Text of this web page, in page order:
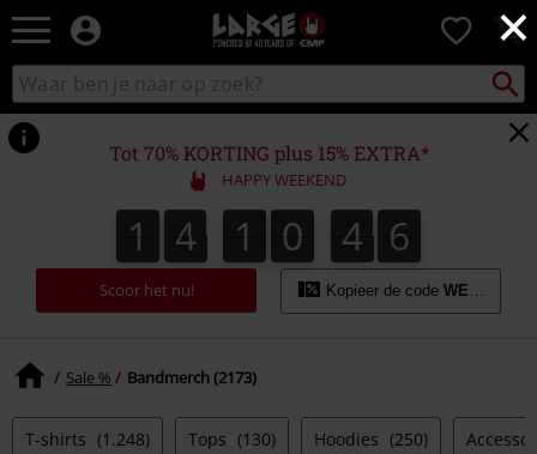
×
Large
–
Muziek-,
en
gaming-
merch
+
alternatieve
kleding
0
Zoek
in
catalogus
zoeken
Tot 70% KORTING plus 15% EXTRA*
HAPPY WEEKEND
1
1 4
4 1
1 0
0 4
4
4
4 4
5
4
6
5
Scoor het nu! Kopieer de code WEEKEND
Sale % Bandmerch (2173)
T-shirts (1.248) Tops (130) Hoodies (250)